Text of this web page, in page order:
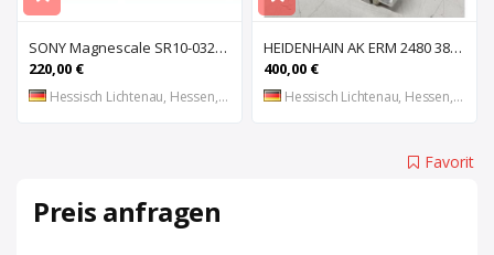
SONY Magnescale SR10-032 Magnetisches Längenmesssystem, Maßstab, Längenmess
220,00 €
Hessisch Lichtenau, Hessen, DE
HEIDENHAIN AK ERM 2480 3850 01 -03 R Abtastkopf für inkrementales Einbau-Messgerät mit
400,00 €
Hessisch Lichtenau, Hessen, DE
Favorit
Preis anfragen